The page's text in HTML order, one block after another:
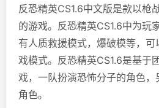
反恐精英CS1.6中文版是款以枪
的游戏。反恐精英CS1.6中为玩
有人质救援模式，爆破模等，
戏模式。反恐精英CS1.6是基于
戏，一队扮演恐怖分子的角色
角色。